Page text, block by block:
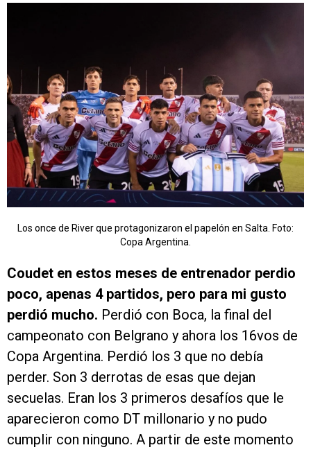
Los once de River que protagonizaron el papelón en Salta. Foto:
Copa Argentina.
Coudet en estos meses de entrenador perdio
poco, apenas 4 partidos, pero para mi gusto
perdió mucho. Perdió con Boca, la final del
campeonato con Belgrano y ahora los 16vos de
Copa Argentina. Perdió los 3 que no debía
perder. Son 3 derrotas de esas que dejan
secuelas. Eran los 3 primeros desafíos que le
aparecieron como DT millonario y no pudo
cumplir con ninguno. A partir de este momento